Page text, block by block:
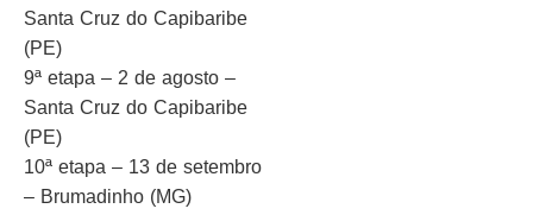
Santa Cruz do Capibaribe
(PE)
9ª etapa – 2 de agosto –
Santa Cruz do Capibaribe
(PE)
10ª etapa – 13 de setembro
– Brumadinho (MG)